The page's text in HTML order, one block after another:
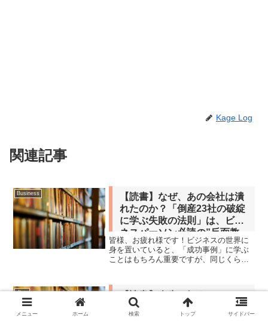
Kage Log
関連記事
Business
【読書】なぜ、あの会社は潰
れたのか？「倒産23社の破綻
に学ぶ失敗の法則」は、ビジ
ネスパーソン必読の”反面教
師”バイブルだ！
皆様、お疲れ様です！ビジネスの世界に
身を置いていると、「成功事例」に学ぶ
ことはもちろん重要ですが、同じくら
ます。成功は要因が複雑で再現が難しい
こともありますが、失敗...
色々
【読書】人生の短さについ
て 他2篇 【セネカ】
メニュー ホーム 検索 トップ サイドバー